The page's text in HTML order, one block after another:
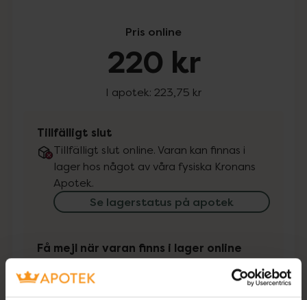
Pris online
220 kr
I apotek: 223,75 kr
Tillfälligt slut
Tillfälligt slut online. Varan kan finnas i
lager hos något av våra fysiska Kronans
Apotek.
Se lagerstatus på apotek
Få mejl när varan finns i lager online
Din e-postadress